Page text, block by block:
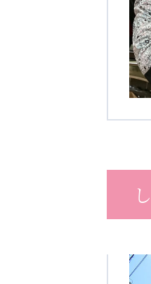
教育（共に生きる仲
特定非営利活動法人フ
特定非営利活動法人共